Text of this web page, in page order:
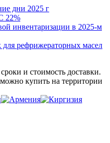
дни 2025 г
22%
инвентаризации в 2025-м
рефрижераторных масел
и стоимость доставки.
купить на территории